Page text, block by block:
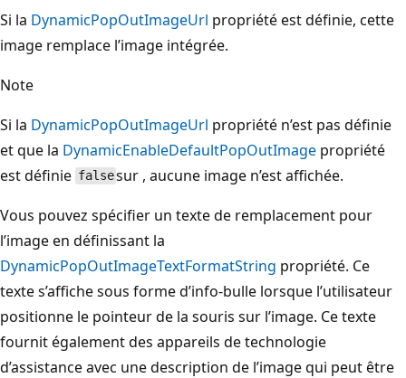
Si la DynamicPopOutImageUrl propriété est définie, cette
image remplace l’image intégrée.
Note
Si la DynamicPopOutImageUrl propriété n’est pas définie
et que la DynamicEnableDefaultPopOutImage propriété
est définie falsesur , aucune image n’est affichée.
Vous pouvez spécifier un texte de remplacement pour
l’image en définissant la
DynamicPopOutImageTextFormatString propriété. Ce
texte s’affiche sous forme d’info-bulle lorsque l’utilisateur
positionne le pointeur de la souris sur l’image. Ce texte
fournit également des appareils de technologie
d’assistance avec une description de l’image qui peut être